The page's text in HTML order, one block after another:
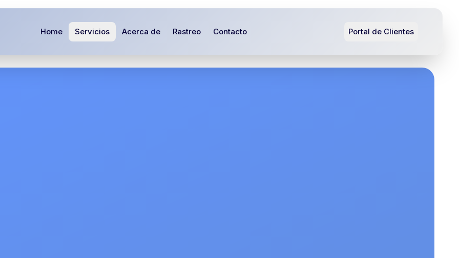
Home Servicios Acerca de Rastreo Contacto Portal de Clientes